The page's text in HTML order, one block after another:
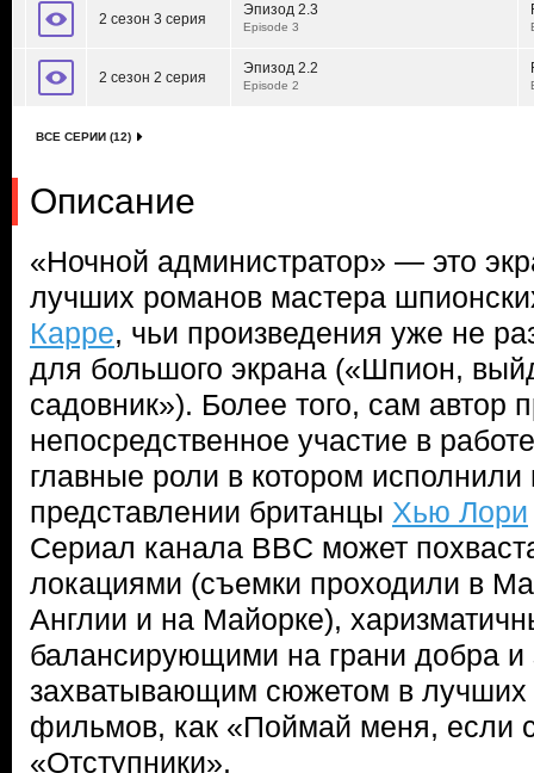
2 сезон 3 серия
Эпизод 2.3
Episode 3
2 сезон 2 серия
Эпизод 2.2
Episode 2
ВСЕ СЕРИИ (12)
Описание
«Ночной администратор» — это
лучших романов мастера
Карре, чьи произведения уже не
для большого экрана («Шпион,
садовник»). Более того, сам автор
непосредственное участие в
главные роли в котором
представлении британцы Хью Лори
Сериал канала BBC может
локациями (съемки проходили в
Англии и на Майорке),
балансирующими на грани добра и
захватывающим сюжетом в лучших
фильмов, как «Поймай меня, если
«Отступники».